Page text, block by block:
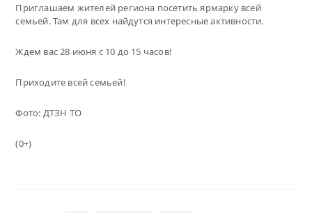
Приглашаем жителей региона посетить ярмарку всей
семьей. Там для всех найдутся интересные активности.
Ждем вас 28 июня с 10 до 15 часов!
Приходите всей семьей!
Фото: ДТЗН ТО
(0+)